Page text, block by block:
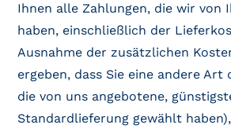
Ihnen alle Zahlungen, die wir von
haben, einschließlich der
Ausnahme der zusätzlichen
ergeben, dass Sie eine andere Art
die von uns angebotene,
Standardlieferung gewählt